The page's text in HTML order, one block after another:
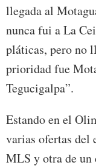
llegada al
nunca fui a La
pláticas, pero no
prioridad fue
Tegucigalpa”.
Estando en el
varias ofertas del
MLS y otra de un